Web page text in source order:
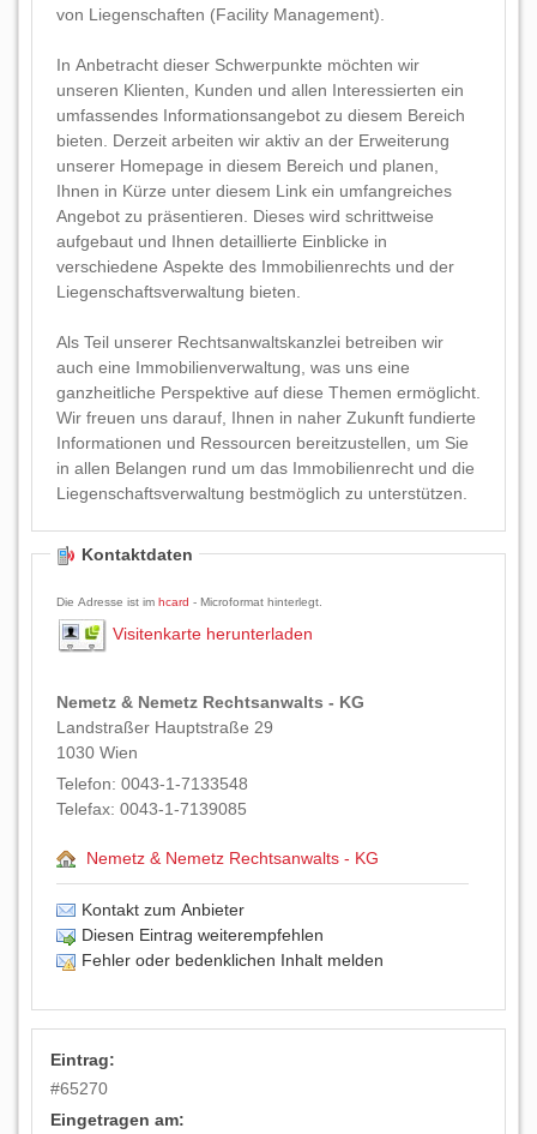
von Liegenschaften (Facility Management).
In Anbetracht dieser Schwerpunkte möchten wir
unseren Klienten, Kunden und allen Interessierten ein
umfassendes Informationsangebot zu diesem Bereich
bieten. Derzeit arbeiten wir aktiv an der Erweiterung
unserer Homepage in diesem Bereich und planen,
Ihnen in Kürze unter diesem Link ein umfangreiches
Angebot zu präsentieren. Dieses wird schrittweise
aufgebaut und Ihnen detaillierte Einblicke in
verschiedene Aspekte des Immobilienrechts und der
Liegenschaftsverwaltung bieten.
Als Teil unserer Rechtsanwaltskanzlei betreiben wir
auch eine Immobilienverwaltung, was uns eine
ganzheitliche Perspektive auf diese Themen ermöglicht.
Wir freuen uns darauf, Ihnen in naher Zukunft fundierte
Informationen und Ressourcen bereitzustellen, um Sie
in allen Belangen rund um das Immobilienrecht und die
Liegenschaftsverwaltung bestmöglich zu unterstützen.
Kontaktdaten
Die Adresse ist im hcard - Microformat hinterlegt.
Visitenkarte herunterladen
Nemetz & Nemetz Rechtsanwalts - KG
Landstraßer Hauptstraße 29
1030 Wien
Telefon: 0043-1-7133548
Telefax: 0043-1-7139085
Nemetz & Nemetz Rechtsanwalts - KG
Kontakt zum Anbieter
Diesen Eintrag weiterempfehlen
Fehler oder bedenklichen Inhalt melden
Eintrag:
#65270
Eingetragen am: